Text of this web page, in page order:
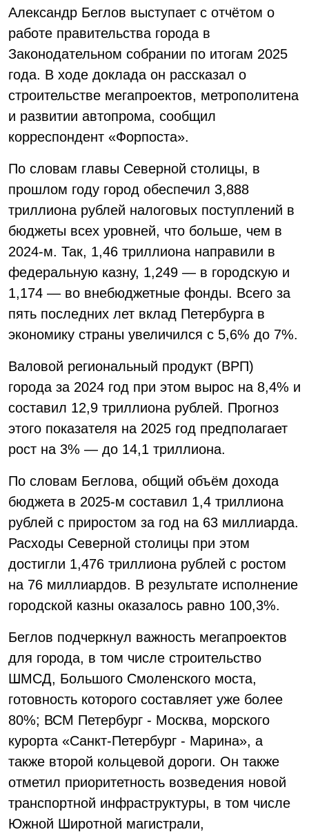
Александр Беглов выступает с отчётом о
работе правительства города в
Законодательном собрании по итогам 2025
года. В ходе доклада он рассказал о
строительстве мегапроектов, метрополитена
и развитии автопрома, сообщил
корреспондент «Форпоста».
По словам главы Северной столицы, в
прошлом году город обеспечил 3,888
триллиона рублей налоговых поступлений в
бюджеты всех уровней, что больше, чем в
2024-м. Так, 1,46 триллиона направили в
федеральную казну, 1,249 — в городскую и
1,174 — во внебюджетные фонды. Всего за
пять последних лет вклад Петербурга в
экономику страны увеличился с 5,6% до 7%.
Валовой региональный продукт (ВРП)
города за 2024 год при этом вырос на 8,4% и
составил 12,9 триллиона рублей. Прогноз
этого показателя на 2025 год предполагает
рост на 3% — до 14,1 триллиона.
По словам Беглова, общий объём дохода
бюджета в 2025-м составил 1,4 триллиона
рублей с приростом за год на 63 миллиарда.
Расходы Северной столицы при этом
достигли 1,476 триллиона рублей с ростом
на 76 миллиардов. В результате исполнение
городской казны оказалось равно 100,3%.
Беглов подчеркнул важность мегапроектов
для города, в том числе строительство
ШМСД, Большого Смоленского моста,
готовность которого составляет уже более
80%; ВСМ Петербург - Москва, морского
курорта «Санкт-Петербург - Марина», а
также второй кольцевой дороги. Он также
отметил приоритетность возведения новой
транспортной инфраструктуры, в том числе
Южной Широтной магистрали,